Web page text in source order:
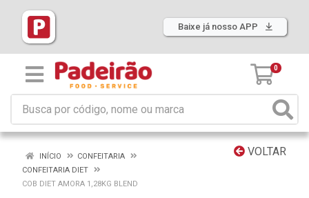
Baixe já nosso APP
0
VOLTAR
INÍCIO
CONFEITARIA
CONFEITARIA DIET
COB DIET AMORA 1,28KG BLEND